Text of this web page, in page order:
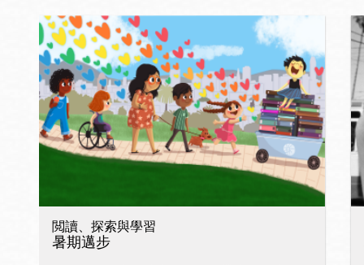
三藩市公立圖書館主頁
閲讀、探索與學習
暑期邁步